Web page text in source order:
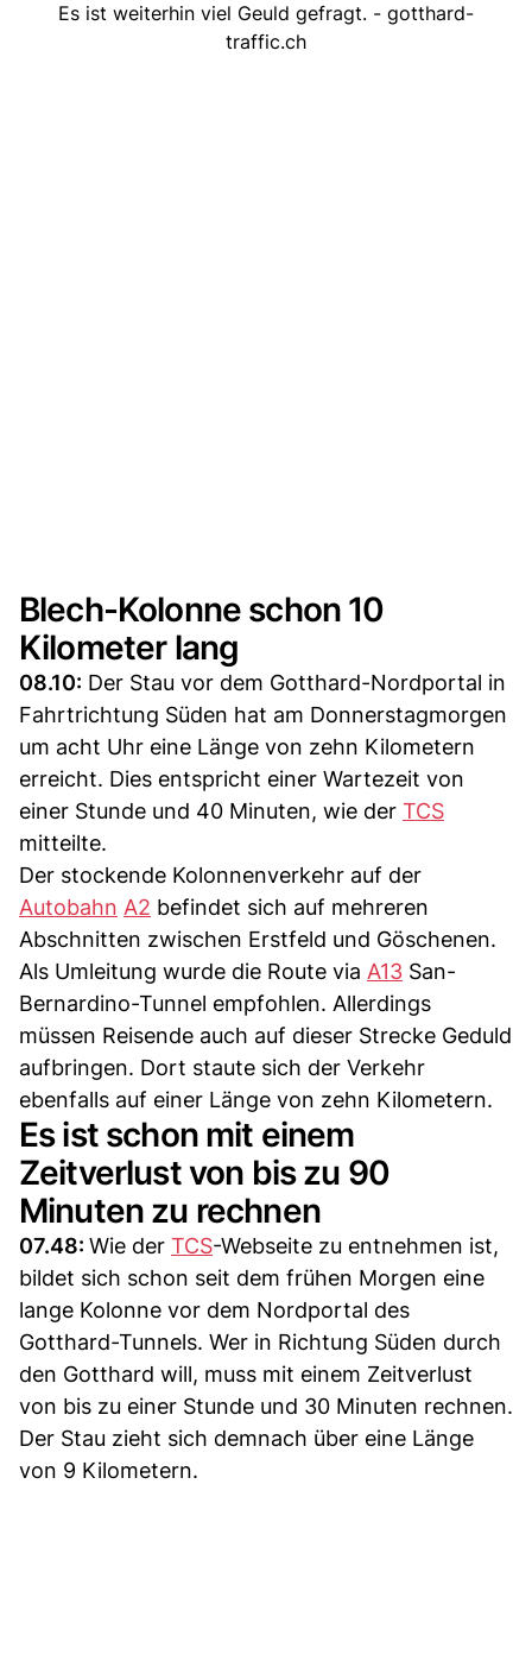
Es ist weiterhin viel Geuld gefragt. - gotthard-
traffic.ch
Blech-Kolonne schon 10
Kilometer lang
08.10: Der Stau vor dem Gotthard-Nordportal in
Fahrtrichtung Süden hat am Donnerstagmorgen
um acht Uhr eine Länge von zehn Kilometern
erreicht. Dies entspricht einer Wartezeit von
einer Stunde und 40 Minuten, wie der TCS
mitteilte.
Der stockende Kolonnenverkehr auf der
Autobahn A2 befindet sich auf mehreren
Abschnitten zwischen Erstfeld und Göschenen.
Als Umleitung wurde die Route via A13 San-
Bernardino-Tunnel empfohlen. Allerdings
müssen Reisende auch auf dieser Strecke Geduld
aufbringen. Dort staute sich der Verkehr
ebenfalls auf einer Länge von zehn Kilometern.
Es ist schon mit einem
Zeitverlust von bis zu 90
Minuten zu rechnen
07.48: Wie der TCS-Webseite zu entnehmen ist,
bildet sich schon seit dem frühen Morgen eine
lange Kolonne vor dem Nordportal des
Gotthard-Tunnels. Wer in Richtung Süden durch
den Gotthard will, muss mit einem Zeitverlust
von bis zu einer Stunde und 30 Minuten rechnen.
Der Stau zieht sich demnach über eine Länge
von 9 Kilometern.